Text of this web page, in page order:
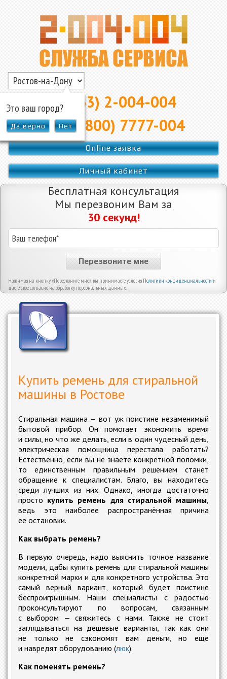
▲
Это ваш город?
Да,верно Нет
8 (863) 2-004-004
8 (800) 7777-004
Online заявка
Личный кабинет
Бесплатная консультация
Мы перезвоним Вам за
30 секунд!
Перезвоните мне
Нажимая на кнопку «Перезвоните мне», вы принимаете условия Политики конфиденциальности и
даете свое согласие на обработку персональных данных.
Купить ремень для стиральной
машины в Ростове
Стиральная машина — вот уж поистине незаменимый
бытовой прибор. Он помогает экономить время
и силы, но что же делать, если в один чудесный день,
электрическая помощница перестала работать?
Естественно, если вы не знаете конкретной поломки,
то единственным правильным решением станет
обращение к специалистам. Благо, вы находитесь
среди лучших из них. Однако, иногда достаточно
просто купить ремень для стиральной машины,
ведь это наиболее распространённая причина
ее остановки.
Как выбрать ремень?
В первую очередь, надо выяснить точное название
модели, дабы купить ремень для стиральной машины
конкретной марки и для конкретного устройства. Это
самый верный вариант, который будет поистине
беспроигрышным. Наши специалисты с радостью
проконсультируют по вопросам, связанным
с выбором — свяжитесь с нами. Также не стоит
заглядываться на дешевые варианты, так как они
не только не сэкономят вам деньги, но еще
и навредят оборудованию (люк).
Как поменять ремень?